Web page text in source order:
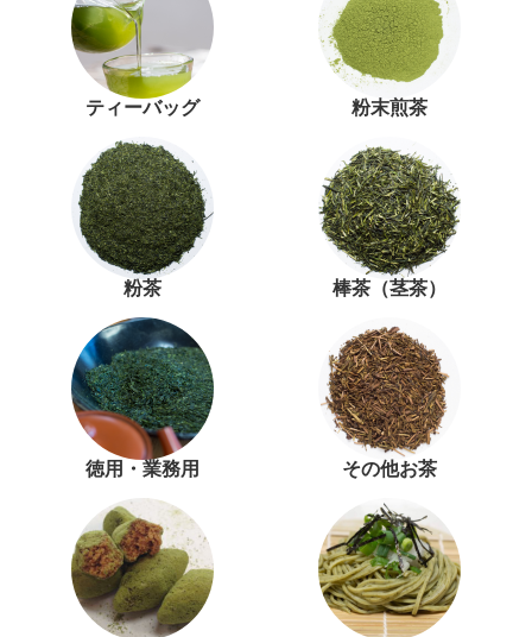
ティーバッグ 粉末煎茶
粉茶 棒茶（茎茶）
徳用・業務用 その他お茶